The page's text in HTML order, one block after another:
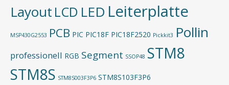
Layout LCD LED Leiterplatte
MSP430G2553 PCB PIC PIC18F PIC18F2520 Pickkit3 Pollin
professionell RGB Segment SSOP48 STM8
STM8S STM8S003F3P6 STM8S103F3P6